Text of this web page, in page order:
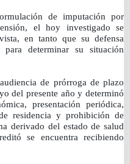
de imputación por
el hoy investigado se
en tanto que su defensa
determinar su situación
de prórroga de plazo
del presente año y determinó
presentación periódica,
residencia y prohibición de
derivado del estado de salud
se encuentra recibiendo